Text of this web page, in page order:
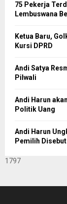
75 Pekerja
Lembuswana
Ketua Baru,
Kursi DPRD
Andi Satya
Pilwali
Andi Harun
Politik Uang
Andi Harun
Pemilih
1797